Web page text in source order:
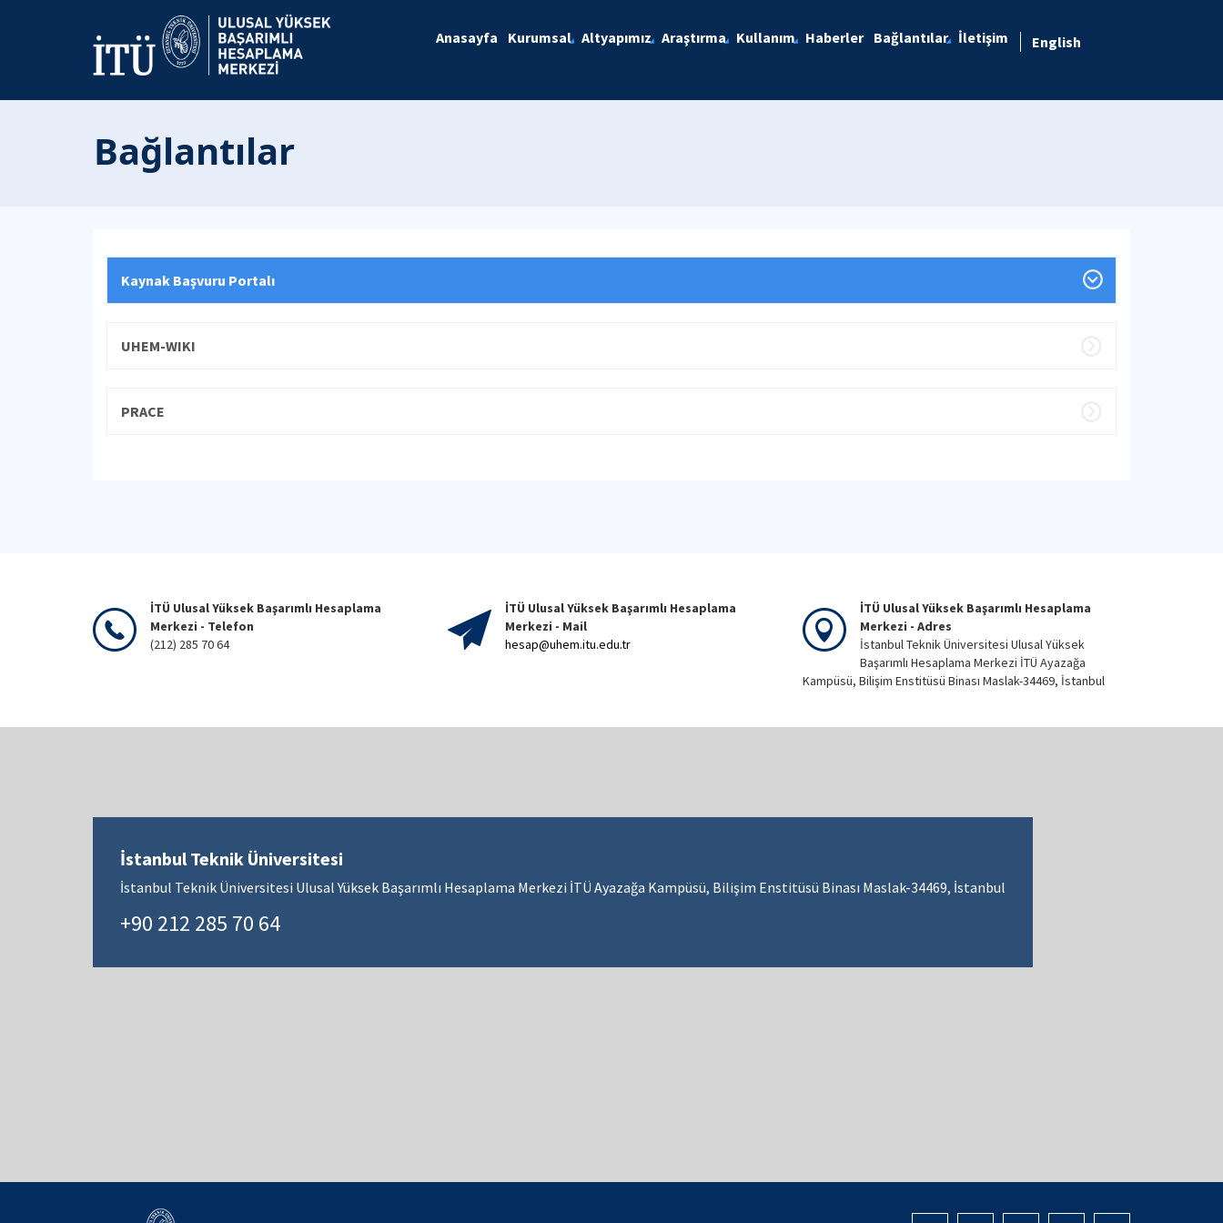
Anasayfa Kurumsal Altyapımız Araştırma Kullanım Haberler Bağlantılar İletişim English
Bağlantılar
Kaynak Başvuru Portalı
UHEM-WIKI
PRACE
İTÜ Ulusal Yüksek Başarımlı Hesaplama
Merkezi - Telefon
(212) 285 70 64
İTÜ Ulusal Yüksek Başarımlı Hesaplama
Merkezi - Mail
hesap@uhem.itu.edu.tr
İTÜ Ulusal Yüksek Başarımlı Hesaplama
Merkezi - Adres
İstanbul Teknik Üniversitesi Ulusal Yüksek
Başarımlı Hesaplama Merkezi İTÜ Ayazağa
Kampüsü, Bilişim Enstitüsü Binası Maslak-34469, İstanbul
İstanbul Teknik Üniversitesi
İstanbul Teknik Üniversitesi Ulusal Yüksek Başarımlı Hesaplama Merkezi İTÜ Ayazağa Kampüsü, Bilişim Enstitüsü Binası Maslak-34469, İstanbul
+90 212 285 70 64